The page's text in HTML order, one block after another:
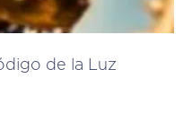
de la Luz